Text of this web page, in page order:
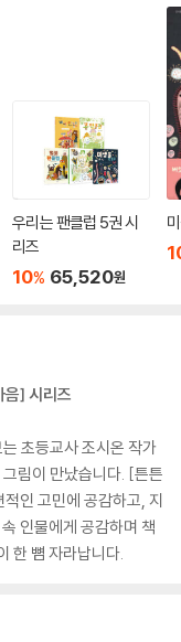
우리는 팬클럽 5권 시
리즈
10% 65,520원
음] 시리즈
초등교사 조시온 작가
림이 만났습니다. [튼튼
인 고민에 공감하고, 지
인물에게 공감하며 책
한 뼘 자라납니다.